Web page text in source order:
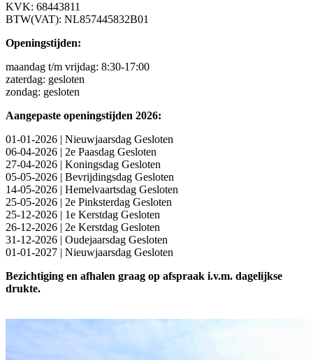
KVK: 68443811
BTW(VAT): NL857445832B01
Openingstijden:
maandag t/m vrijdag: 8:30-17:00
zaterdag: gesloten
zondag: gesloten
Aangepaste openingstijden 2026:
01-01-2026 | Nieuwjaarsdag Gesloten
06-04-2026 | 2e Paasdag Gesloten
27-04-2026 | Koningsdag Gesloten
05-05-2026 | Bevrijdingsdag Gesloten
14-05-2026 | Hemelvaartsdag Gesloten
25-05-2026 | 2e Pinksterdag Gesloten
25-12-2026 | 1e Kerstdag Gesloten
26-12-2026 | 2e Kerstdag Gesloten
31-12-2026 | Oudejaarsdag Gesloten
01-01-2027 | Nieuwjaarsdag Gesloten
Bezichtiging en afhalen graag op afspraak i.v.m. dagelijkse
drukte.